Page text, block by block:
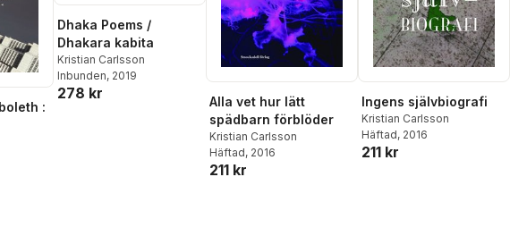
:
Dhaka Poems /
Dhakara kabita
Kristian Carlsson
Inbunden, 2019
278 kr
Alla vet hur lätt
spädbarn förblöder
Kristian Carlsson
Häftad, 2016
211 kr
Ingens självbiografi
Kristian Carlsson
Häftad, 2016
211 kr